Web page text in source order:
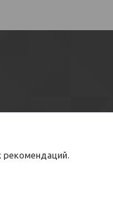
рекомендаций.